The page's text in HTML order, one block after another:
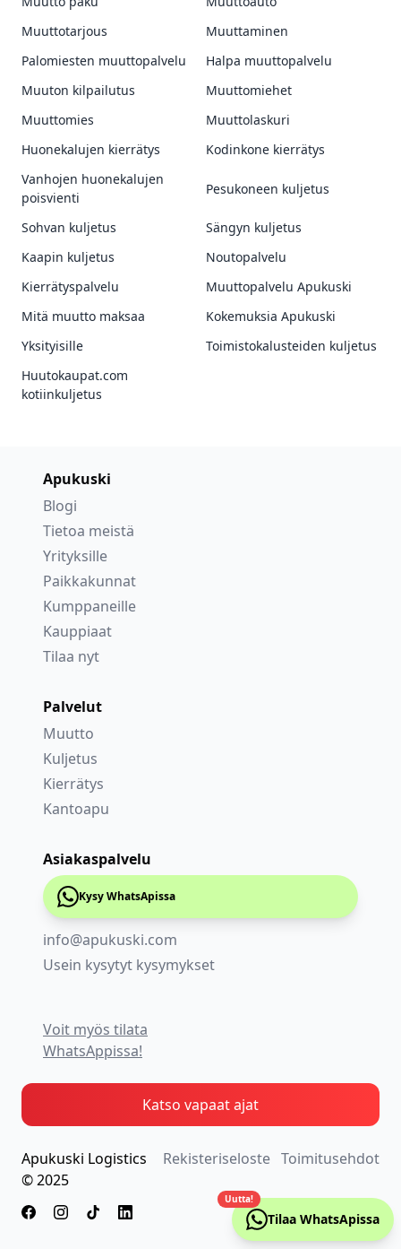
Muuttotarjous
Muuttaminen
Palomiesten muuttopalvelu
Halpa muuttopalvelu
Muuton kilpailutus
Muuttomiehet
Muuttomies
Muuttolaskuri
Huonekalujen kierrätys
Kodinkone kierrätys
Vanhojen huonekalujen
poisvienti
Pesukoneen kuljetus
Sohvan kuljetus
Sängyn kuljetus
Kaapin kuljetus
Noutopalvelu
Kierrätyspalvelu
Muuttopalvelu Apukuski
Mitä muutto maksaa
Kokemuksia Apukuski
Yksityisille
Toimistokalusteiden kuljetus
Huutokaupat.com
kotiinkuljetus
Apukuski
Blogi
Tietoa meistä
Yrityksille
Paikkakunnat
Kumppaneille
Kauppiaat
Tilaa nyt
Palvelut
Muutto
Kuljetus
Kierrätys
Kantoapu
Asiakaspalvelu
Kysy WhatsApissa
info@apukuski.com
Usein kysytyt kysymykset
Voit myös tilata
WhatsAppissa!
Katso vapaat ajat
Apukuski Logistics
© 2025
Rekisteriseloste Toimitusehdot
Uutta!
Tilaa WhatsApissa